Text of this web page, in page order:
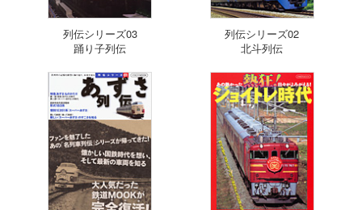
列伝シリーズ03
踊り子列伝
列伝シリーズ02
北斗列伝